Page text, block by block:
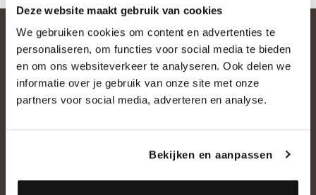
Deze website maakt gebruik van cookies
We gebruiken cookies om content en advertenties te
personaliseren, om functies voor social media te bieden
en om ons websiteverkeer te analyseren. Ook delen we
informatie over je gebruik van onze site met onze
partners voor social media, adverteren en analyse.
Bekijken en aanpassen
Historie